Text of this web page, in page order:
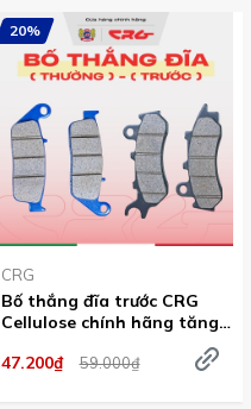
20%
CRG
Bố thắng đĩa trước CRG
Cellulose chính hãng tăng
ma sát ceramic chống cháy
47.200₫
59.000₫